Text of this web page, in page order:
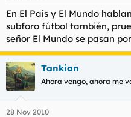
En El País y El Mundo
subforo fútbol también,
señor El Mundo se pasan
Tankian
Ahora vengo, ahora me
28 Nov 2010